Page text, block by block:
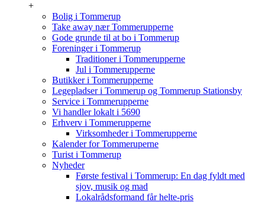
+
Bolig i Tommerup
Take away nær Tommerupperne
Gode grunde til at bo i Tommerup
Foreninger i Tommerup
Traditioner i Tommerupperne
Jul i Tommerupperne
Butikker i Tommerupperne
Legepladser i Tommerup og Tommerup Stationsby
Service i Tommerupperne
Vi handler lokalt i 5690
Erhverv i Tommerupperne
Virksomheder i Tommerupperne
Kalender for Tommeruperne
Turist i Tommerup
Nyheder
Første festival i Tommerup: En dag fyldt med
sjov, musik og mad
Lokalrådsformand får helte-pris